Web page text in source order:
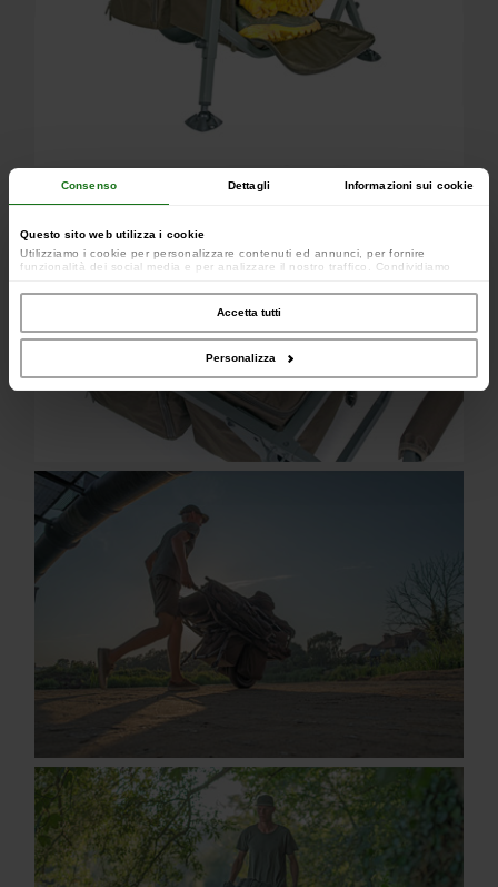
Consenso Dettagli Informazioni sui cookie
Questo sito web utilizza i cookie
Utilizziamo i cookie per personalizzare contenuti ed annunci, per fornire
funzionalità dei social media e per analizzare il nostro traffico. Condividiamo
occupano di analisi dei dati web, pubblicità e social media, i quali potrebbero
combinarle con altre informazioni che hai fornito loro o che hanno raccolto dal
Accetta tutti
Personalizza